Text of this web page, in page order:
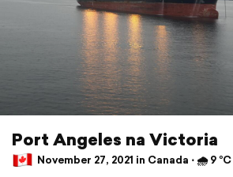
Port Angeles na Victoria
November 27, 2021 in Canada ⋅ 🌧 9 °C